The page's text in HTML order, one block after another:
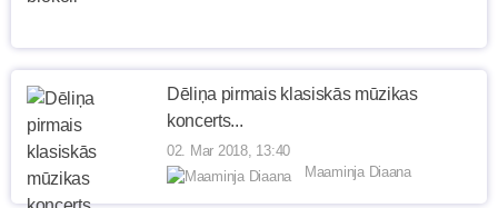
Dēliņa pirmais klasiskās mūzikas
koncerts...
02. Mar 2018, 13:40
Maaminja Diaana